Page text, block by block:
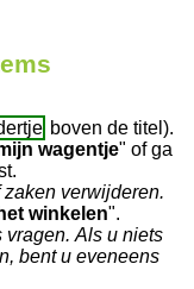
boven de titel).
wagentje" of ga
verwijderen.
winkelen".
Als u niets
bent u eveneens